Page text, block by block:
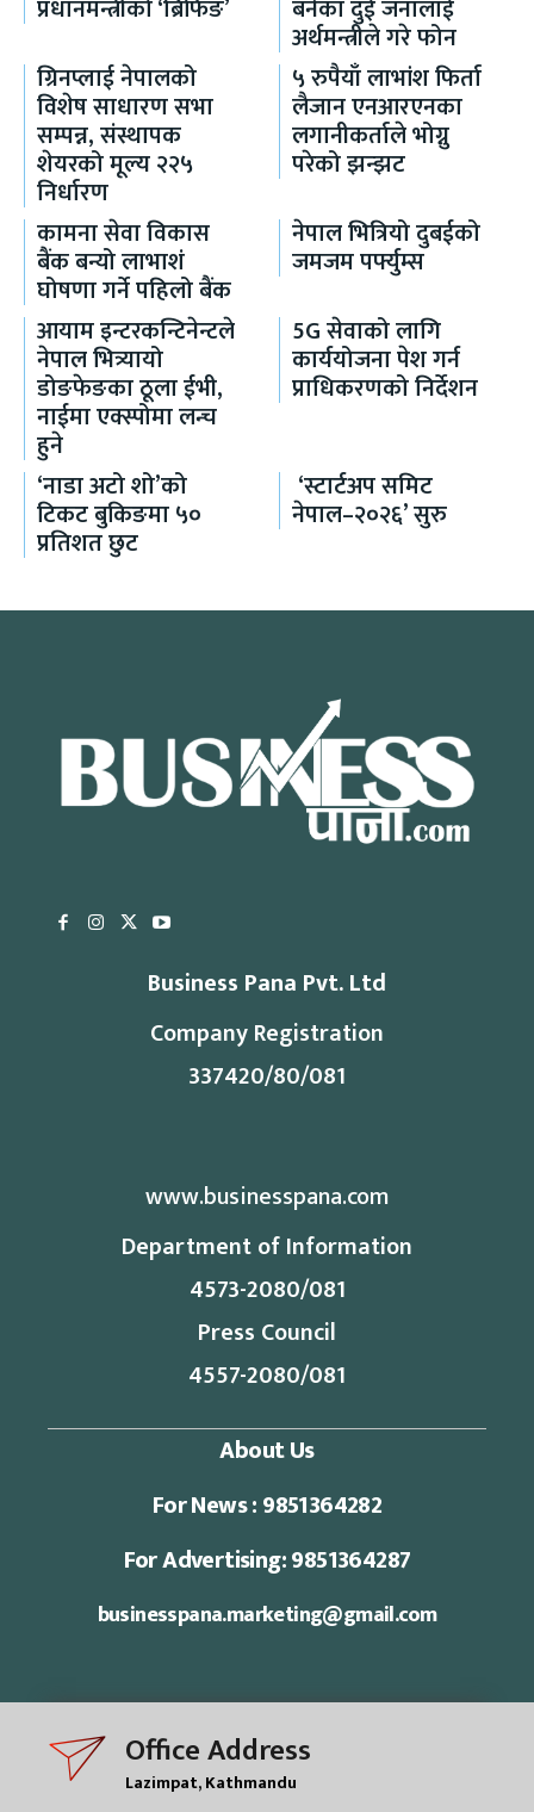
प्रधानमन्त्रीको ‘ब्रिफिङ’ बनेका दुई जनालाई
अर्थमन्त्रीले गरे फोन
ग्रिनप्लाई नेपालको
विशेष साधारण सभा
सम्पन्न, संस्थापक
शेयरको मूल्य २२५
निर्धारण
५ रुपैयाँ लाभांश फिर्ता
लैजान एनआरएनका
लगानीकर्ताले भोग्नु
परेको झन्झट
कामना सेवा विकास
बैंक बन्यो लाभाशं
घोषणा गर्ने पहिलो बैंक
नेपाल भित्रियो दुबईको
जमजम पर्फ्युम्स
आयाम इन्टरकन्टिनेन्टले
नेपाल भित्र्यायो
डोङफेङका ठूला ईभी,
नाईमा एक्स्पोमा लन्च
हुने
5G सेवाको लागि
कार्ययोजना पेश गर्न
प्राधिकरणको निर्देशन
‘नाडा अटो शो’को
टिकट बुकिङमा ५०
प्रतिशत छुट
‘स्टार्टअप समिट
नेपाल–२०२६’ सुरु
Business Pana Pvt. Ltd
Company Registration
337420/80/081
www.businesspana.com
Department of Information
4573-2080/081
Press Council
4557-2080/081
About Us
For News : 9851364282
For Advertising: 9851364287
businesspana.marketing@gmail.com
Office Address
Lazimpat, Kathmandu